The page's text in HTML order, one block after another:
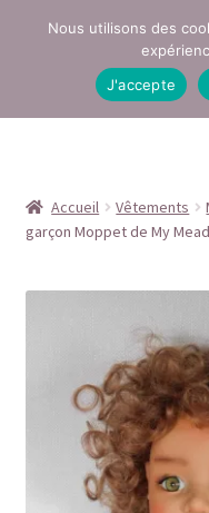
Aller
navigation
Aller
Conditions générales de
Contact
Mentions légales
Mon compte
Page Boutique
Accueil Vêtements
garçon Moppet de My
Nous utilisons des
J'accepte